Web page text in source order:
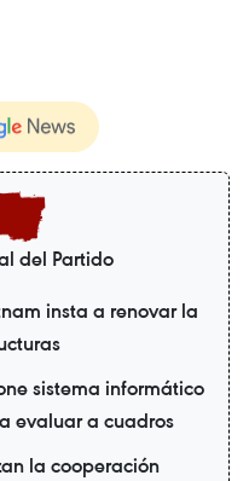
del Partido
insta a renovar la
sistema informático
evaluar a cuadros
la cooperación